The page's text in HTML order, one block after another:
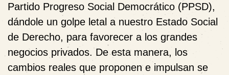
Partido Progreso Social Democrático (PPSD),
dándole un golpe letal a nuestro Estado Social
de Derecho, para favorecer a los grandes
negocios privados. De esta manera, los
cambios reales que proponen e impulsan se